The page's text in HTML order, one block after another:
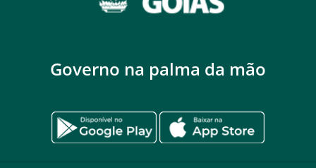
Governo na palma da mão